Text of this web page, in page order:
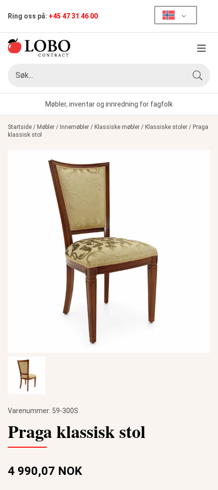
Ring oss på: +45 47 31 46 00
Meny
Søk
Møbler, inventar og innredning for fagfolk
Startside / Møbler / Innemøbler / Klassiske møbler / Klassiske stoler / Praga
klassisk stol
Varenummer: 59-300S
Praga klassisk stol
4 990,07 NOK